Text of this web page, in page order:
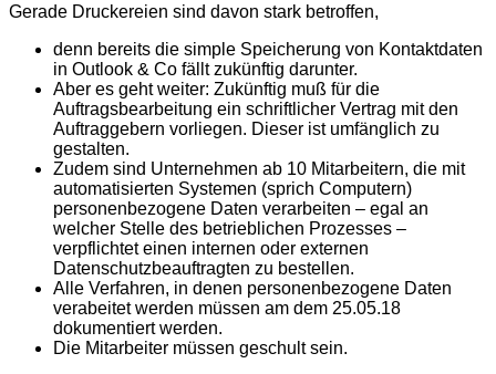
Gerade Druckereien sind davon stark betroffen,
denn bereits die simple Speicherung von Kontaktdaten
in Outlook & Co fällt zukünftig darunter.
Aber es geht weiter: Zukünftig muß für die
Auftragsbearbeitung ein schriftlicher Vertrag mit den
Auftraggebern vorliegen. Dieser ist umfänglich zu
gestalten.
Zudem sind Unternehmen ab 10 Mitarbeitern, die mit
automatisierten Systemen (sprich Computern)
personenbezogene Daten verarbeiten – egal an
welcher Stelle des betrieblichen Prozesses –
verpflichtet einen internen oder externen
Datenschutzbeauftragten zu bestellen.
Alle Verfahren, in denen personenbezogene Daten
verabeitet werden müssen am dem 25.05.18
dokumentiert werden.
Die Mitarbeiter müssen geschult sein.